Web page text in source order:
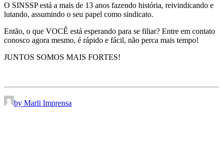
O SINSSP está a mais de 13 anos fazendo história, reivindicando e
lutando, assumindo o seu papel como sindicato.
Então, o que VOCÊ está esperando para se filiar? Entre em contato
conosco agora mesmo, é rápido e fácil, não perca mais tempo!
JUNTOS SOMOS MAIS FORTES!
by Marli Imprensa